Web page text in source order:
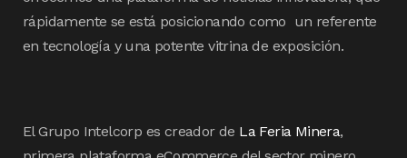
rápidamente se está posicionando como un referente
en tecnología y una potente vitrina de exposición.
El Grupo Intelcorp es creador de La Feria Minera,